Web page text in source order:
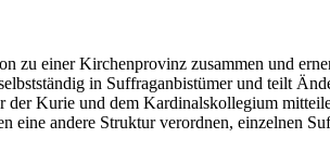
zu einer Kirchenprovinz zusammen und
in Suffraganbistümer und teilt
der Kurie und dem Kardinalskollegium
andere Struktur verordnen, einzelnen